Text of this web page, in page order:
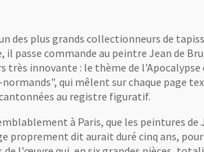
des plus grands collectionneurs de
passe commande au peintre Jean de
innovante : le thème de l'Apocalypse
qui mêlent sur chaque page
au registre figuratif.
à Paris, que les peintures de
proprement dit aurait duré cinq ans,